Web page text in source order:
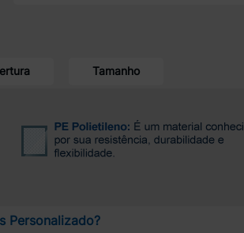
Tamanho
Personalizado?